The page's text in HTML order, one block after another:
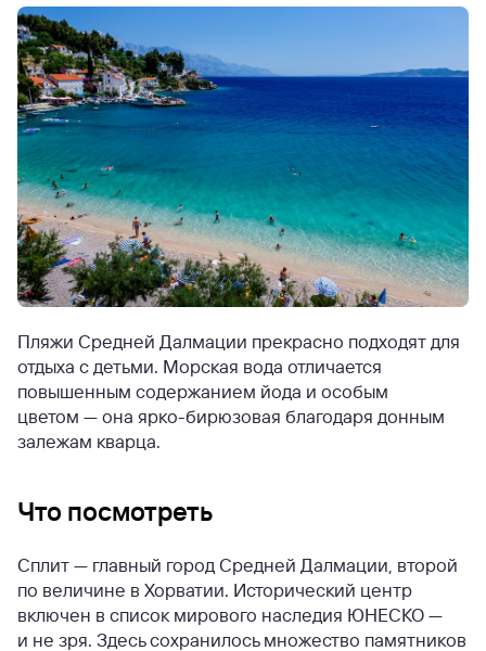
Пляжи Средней Далмации прекрасно подходят для
отдыха с детьми. Морская вода отличается
повышенным содержанием йода и особым
цветом — она ярко-бирюзовая благодаря донным
залежам кварца.
Что посмотреть
Сплит — главный город Средней Далмации, второй
по величине в Хорватии. Исторический центр
включен в список мирового наследия ЮНЕСКО —
и не зря. Здесь сохранилось множество памятников